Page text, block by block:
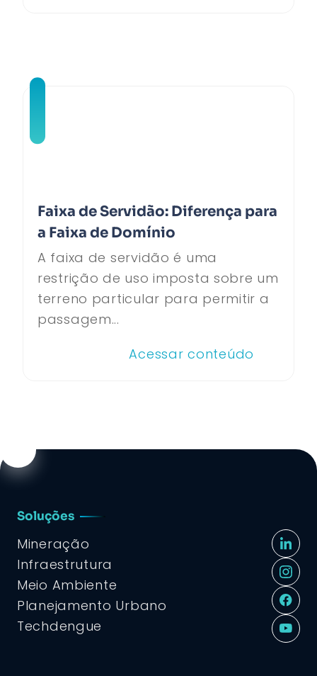
Faixa de Servidão: Diferença para
a Faixa de Domínio
A faixa de servidão é uma
restrição de uso imposta sobre um
terreno particular para permitir a
passagem...
Acessar conteúdo
Soluções
Mineração
Infraestrutura
Meio Ambiente
Planejamento Urbano
Techdengue